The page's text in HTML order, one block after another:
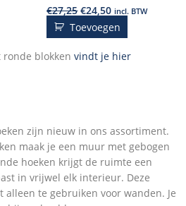
€27,25 €24,50 incl. BTW
Toevoegen
blokken vindt je hier
zijn nieuw in ons assortiment.
maak je een muur met gebogen
hoeken krijgt de ruimte een
in vrijwel elk interieur. Deze
te gebruiken voor wanden. Je